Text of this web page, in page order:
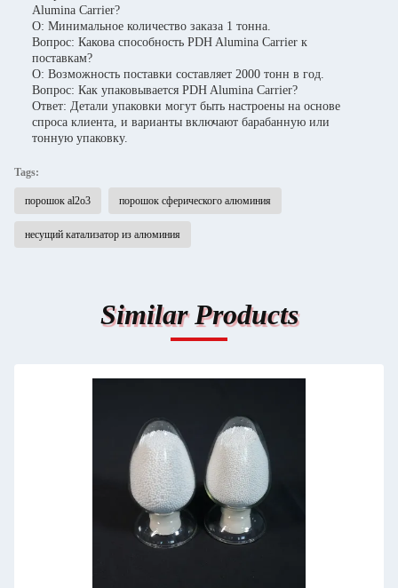
Alumina Carrier?
О: Минимальное количество заказа 1 тонна.
Вопрос: Какова способность PDH Alumina Carrier к
поставкам?
О: Возможность поставки составляет 2000 тонн в год.
Вопрос: Как упаковывается PDH Alumina Carrier?
Ответ: Детали упаковки могут быть настроены на основе
спроса клиента, и варианты включают барабанную или
тонную упаковку.
Tags:
порошок al2o3 порошок сферического алюминия
несущий катализатор из алюминия
Similar Products